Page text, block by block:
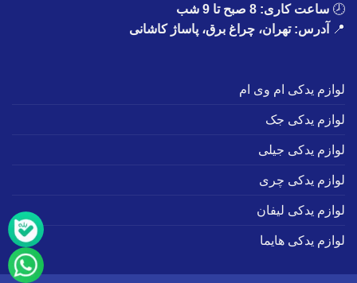
🕗 ساعت کاری: 8 صبح تا 9 شب
📍
آدرس: تهران، چراغ برق، پاساژ کاشانی
لوازم یدکی ام وی ام
لوازم یدکی جک
لوازم یدکی جیلی
لوازم یدکی چری
لوازم یدکی لیفان
لوازم یدکی هایما